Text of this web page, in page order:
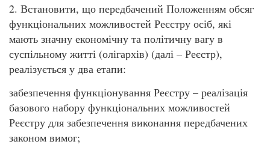
2. Встановити, що передбачений Положенням обсяг
функціональних можливостей Реєстру осіб, які
мають значну економічну та політичну вагу в
суспільному житті (олігархів) (далі – Реєстр),
реалізується у два етапи:
забезпечення функціонування Реєстру – реалізація
базового набору функціональних можливостей
Реєстру для забезпечення виконання передбачених
законом вимог;